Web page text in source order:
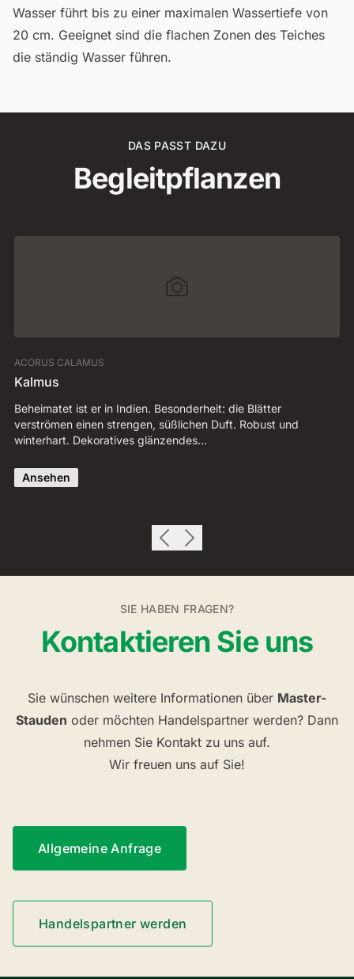
Wasser führt bis zu einer maximalen Wassertiefe von
20 cm. Geeignet sind die flachen Zonen des Teiches
die ständig Wasser führen.
DAS PASST DAZU
Begleitpflanzen
ACORUS CALAMUS
Kalmus
Beheimatet ist er in Indien. Besonderheit: die Blätter
verströmen einen strengen, süßlichen Duft. Robust und
winterhart. Dekoratives glänzendes…
Ansehen
SIE HABEN FRAGEN?
Kontaktieren Sie uns
Sie wünschen weitere Informationen über Master-
Stauden oder möchten Handelspartner werden? Dann
nehmen Sie Kontakt zu uns auf.
Wir freuen uns auf Sie!
Allgemeine Anfrage
Handelspartner werden